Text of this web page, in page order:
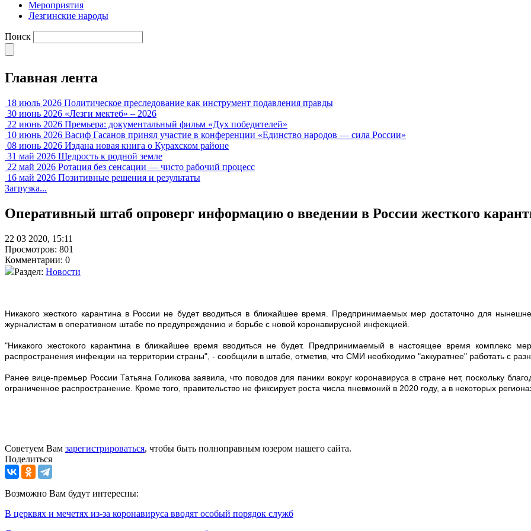
Мероприятия
Лезгинские народы
Поиск
Главная лента
18 июль 2026 Политическое преследование как инструмент подавления правды
30 июнь 2026 «Лезги мектеб» – 2026
22 июнь 2026 Премьера: документальный фильм «Дух победителей»
10 июнь 2026 Васиф Гасанов принял участие в конференции «Единство народов — сила России»
08 июнь 2026 Издана новая книга о Курахском районе
31 май 2026 Щедрость к родной земле
22 май 2026 Ротация без сенсации — чисто рабочий процесс
16 май 2026 Позитивные решения и результаты
Загрузка...
Оперативный штаб опроверг информацию о введении в России жесткого
22 03 2020, 15:11
Просмотров: 801
Комментарии: 0
Раздел: Новости
Никакого жесткого карантина в России не будет вводиться в ближайшее время. Предпринимаемых мер достаточно для
журналистам в оперативном штабе по предупреждению и борьбе с новой коронавирусной инфекцией.
"Никакого жестокого карантина в ближайшее время вводиться не будет. Предпринимаемый в настоящее время комплекс
распространения инфекции на территории страны", - сообщили в штабе, отметив, что СМИ необходимо "аккуратнее" работать с
Ранее вице-премьер России Татьяна Голикова заявила, что поводов для паники вокруг коронавируса в стране нет, поскольку
ограниченное распространение. Кроме того, правительство не фиксирует роста числа пневмоний в 2020 году, а в некоторых
Советуем Вам зарегистрироваться, чтобы быть полноправным юзером нашего сайта.
Поделиться
Возможно Вам будут интересны:
В церквях и мечетях из-за коронавируса вводят особый порядок служб